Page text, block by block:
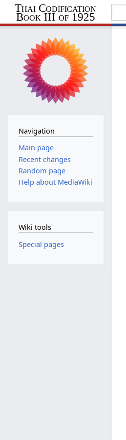
Thai Codification
Book III of 1925
Navigation
Main page
Recent changes
Random page
Help about MediaWiki
Wiki tools
Special pages